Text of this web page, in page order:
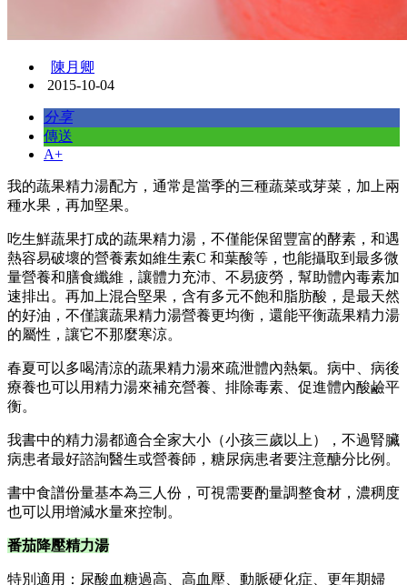
陳月卿
2015-10-04
分享
傳送
A+
我的蔬果精力湯配方，通常是當季的三種蔬菜或芽菜，加上兩
種水果，再加堅果。
吃生鮮蔬果打成的蔬果精力湯，不僅能保留豐富的酵素，和遇
熱容易破壞的營養素如維生素C 和葉酸等，也能攝取到最多微
量營養和膳食纖維，讓體力充沛、不易疲勞，幫助體內毒素加
速排出。再加上混合堅果，含有多元不飽和脂肪酸，是最天然
的好油，不僅讓蔬果精力湯營養更均衡，還能平衡蔬果精力湯
的屬性，讓它不那麼寒涼。
春夏可以多喝清涼的蔬果精力湯來疏泄體內熱氣。病中、病後
療養也可以用精力湯來補充營養、排除毒素、促進體內酸鹼平
衡。
我書中的精力湯都適合全家大小（小孩三歲以上），不過腎臟
病患者最好諮詢醫生或營養師，糖尿病患者要注意醣分比例。
書中食譜份量基本為三人份，可視需要酌量調整食材，濃稠度
也可以用增減水量來控制。
番茄降壓精力湯
特別適用：尿酸血糖過高、高血壓、動脈硬化症、更年期婦